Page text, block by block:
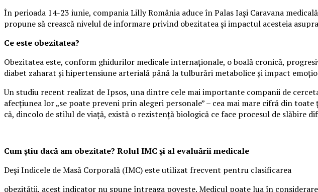
În perioada 14-23 iunie, compania Lilly România aduce în Palas Iași Caravana
propune să crească nivelul de informare privind obezitatea și impactul acesteia
Ce este obezitatea?
Obezitatea este, conform ghidurilor medicale internaționale, o boală cronică,
diabet zaharat și hipertensiune arterială până la tulburări metabolice și impact
Un studiu recent realizat de Ipsos, una dintre cele mai importante companii de
afecțiunea lor „se poate preveni prin alegeri personale” – cea mai mare cifră din
că, dincolo de stilul de viață, există o rezistență biologică ce face procesul de slăbire
Cum știu dacă am obezitate? Rolul IMC și al evaluării medicale
Deși Indicele de Masă Corporală (IMC) este utilizat frecvent pentru clasificarea
obezității, acest indicator nu spune întreaga poveste. Medicul poate lua în